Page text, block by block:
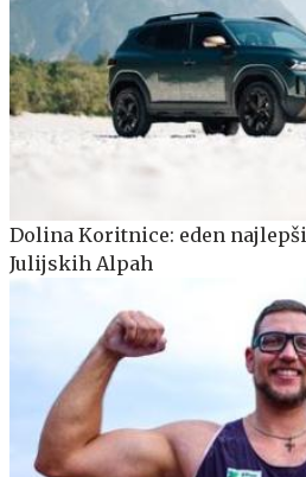
Dolina Koritnice: eden
Julijskih Alpah